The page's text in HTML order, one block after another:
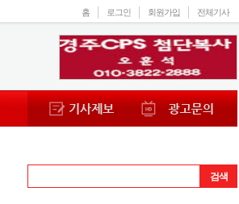
홈 로그인 회원가입 전체기사